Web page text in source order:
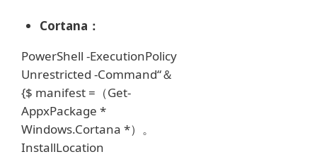
Cortana：
PowerShell -ExecutionPolicy
Unrestricted -Command“＆
{$ manifest =（Get-
AppxPackage *
Windows.Cortana *）。
InstallLocation